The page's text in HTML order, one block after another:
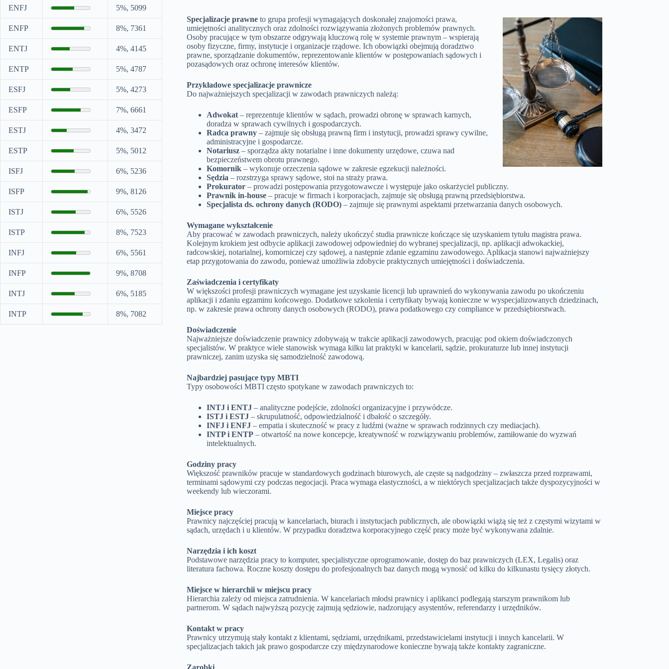
Specjalizacje prawneto grupa profesji wymagających doskonałej znajomości prawa,
umiejętności analitycznych oraz zdolności rozwiązywania złożonych problemów prawnych.
Osoby pracujące w tym obszarze odgrywają kluczową rolę w systemie prawnym – wspierają
osoby fizyczne, firmy, instytucje i organizacje rządowe. Ich obowiązki obejmują doradztwo
prawne, sporządzanie dokumentów, reprezentowanie klientów w postępowaniach sądowych i
pozasądowych oraz ochronę interesów klientów.
Przykładowe specjalizacje prawnicze
Do najważniejszych specjalizacji w zawodach prawniczych należą:
Adwokat– reprezentuje klientów w sądach, prowadzi obronę w sprawach karnych,
doradza w sprawach cywilnych i gospodarczych.
Radca prawny– zajmuje się obsługą prawną firm i instytucji, prowadzi sprawy cywilne,
administracyjne i gospodarcze.
Notariusz– sporządza akty notarialne i inne dokumenty urzędowe, czuwa nad
bezpieczeństwem obrotu prawnego.
Komornik– wykonuje orzeczenia sądowe w zakresie egzekucji należności.
Sędzia – rozstrzyga sprawy sądowe, stoi na straży prawa.
Prokurator– prowadzi postępowania przygotowawcze i występuje jako oskarżyciel publiczny.
Prawnik in-house– pracuje w firmach i korporacjach, zajmuje się obsługą prawną przedsiębiorstwa.
Specjalista ds. ochrony danych (RODO)– zajmuje się prawnymi aspektami przetwarzania danych osobowych.
Wymagane wykształcenie
Aby pracować w zawodach prawniczych, należy ukończyć studia prawnicze kończące się uzyskaniem tytułu magistra prawa.
Kolejnym krokiem jest odbycie aplikacji zawodowej odpowiedniej do wybranej specjalizacji, np. aplikacji adwokackiej,
radcowskiej, notarialnej, komorniczej czy sądowej, a następnie zdanie egzaminu zawodowego. Aplikacja stanowi najważniejszy
etap przygotowania do zawodu, ponieważ umożliwia zdobycie praktycznych umiejętności i doświadczenia.
Zaświadczenia i certyfikaty
W większości profesji prawniczych wymagane jest uzyskanie licencji lub uprawnień do wykonywania zawodu po ukończeniu
aplikacji i zdaniu egzaminu końcowego. Dodatkowe szkolenia i certyfikaty bywają konieczne w wyspecjalizowanych dziedzinach,
np. w zakresie prawa ochrony danych osobowych (RODO), prawa podatkowego czy compliance w przedsiębiorstwach.
Doświadczenie
Najważniejsze doświadczenie prawnicy zdobywają w trakcie aplikacji zawodowych, pracując pod okiem doświadczonych
specjalistów. W praktyce wiele stanowisk wymaga kilku lat praktyki w kancelarii, sądzie, prokuraturze lub innej instytucji
prawniczej, zanim uzyska się samodzielność zawodową.
Najbardziej pasujące typy MBTI
Typy osobowości MBTI często spotykane w zawodach prawniczych to:
INTJ i ENTJ– analityczne podejście, zdolności organizacyjne i przywódcze.
ISTJ i ESTJ– skrupulatność, odpowiedzialność i dbałość o szczegóły.
INFJ i ENFJ– empatia i skuteczność w pracy z ludźmi (ważne w sprawach rodzinnych czy mediacjach).
INTP i ENTP– otwartość na nowe koncepcje, kreatywność w rozwiązywaniu problemów, zamiłowanie do wyzwań
intelektualnych.
Godziny pracy
Większość prawników pracuje w standardowych godzinach biurowych, ale częste są nadgodziny – zwłaszcza przed rozprawami,
terminami sądowymi czy podczas negocjacji. Praca wymaga elastyczności, a w niektórych specjalizacjach także dyspozycyjności w
weekendy lub wieczorami.
Miejsce pracy
Prawnicy najczęściej pracują w kancelariach, biurach i instytucjach publicznych, ale obowiązki wiążą się też z częstymi wizytami w
sądach, urzędach i u klientów. W przypadku doradztwa korporacyjnego część pracy może być wykonywana zdalnie.
Narzędzia i ich koszt
Podstawowe narzędzia pracy to komputer, specjalistyczne oprogramowanie, dostęp do baz prawniczych (LEX, Legalis) oraz
literatura fachowa. Roczne koszty dostępu do profesjonalnych baz danych mogą wynosić od kilku do kilkunastu tysięcy złotych.
Miejsce w hierarchii w miejscu pracy
Hierarchia zależy od miejsca zatrudnienia. W kancelariach młodsi prawnicy i aplikanci podlegają starszym prawnikom lub
partnerom. W sądach najwyższą pozycję zajmują sędziowie, nadzorujący asystentów, referendarzy i urzędników.
Kontakt w pracy
Prawnicy utrzymują stały kontakt z klientami, sędziami, urzędnikami, przedstawicielami instytucji i innych kancelarii. W
specjalizacjach takich jak prawo gospodarcze czy międzynarodowe konieczne bywają także kontakty zagraniczne.
Zarobki
ENFJ 5%, 5099
ENFP 8%, 7361
ENTJ 4%, 4145
ENTP 5%, 4787
ESFJ 5%, 4273
ESFP 7%, 6661
ESTJ 4%, 3472
ESTP 5%, 5012
ISFJ 6%, 5236
ISFP 9%, 8126
ISTJ 6%, 5526
ISTP 8%, 7523
INFJ 6%, 5561
INFP 9%, 8708
INTJ 6%, 5185
INTP 8%, 7082